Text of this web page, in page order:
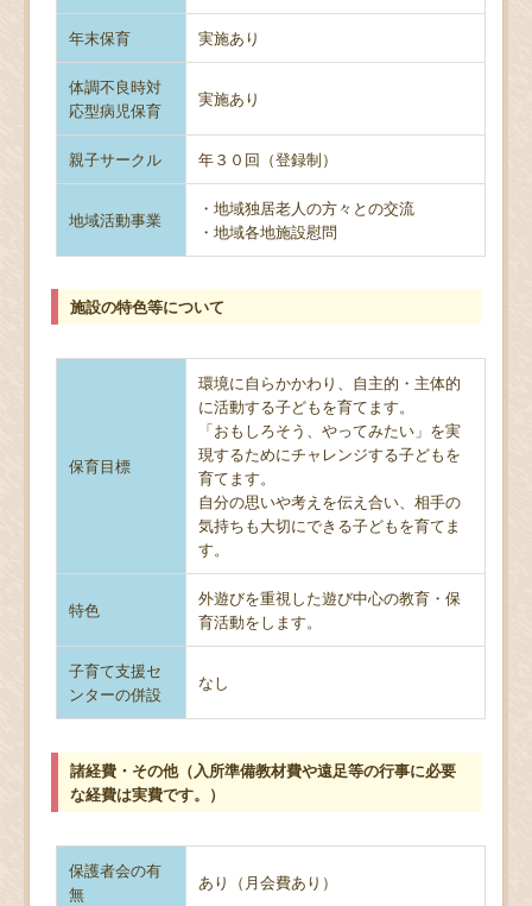
年末保育 実施あり
体調不良時対
応型病児保育
実施あり
親子サークル 年３０回（登録制）
地域活動事業
・地域独居老人の方々との交流
・地域各地施設慰問
施設の特色等について
保育目標
環境に自らかかわり、自主的・主体的
に活動する子どもを育てます。
「おもしろそう、やってみたい」を実
現するためにチャレンジする子どもを
育てます。
自分の思いや考えを伝え合い、相手の
気持ちも大切にできる子どもを育てま
す。
特色
外遊びを重視した遊び中心の教育・保
育活動をします。
子育て支援セ
ンターの併設
なし
諸経費・その他（入所準備教材費や遠足等の行事に必要
な経費は実費です。）
保護者会の有
無
あり（月会費あり）